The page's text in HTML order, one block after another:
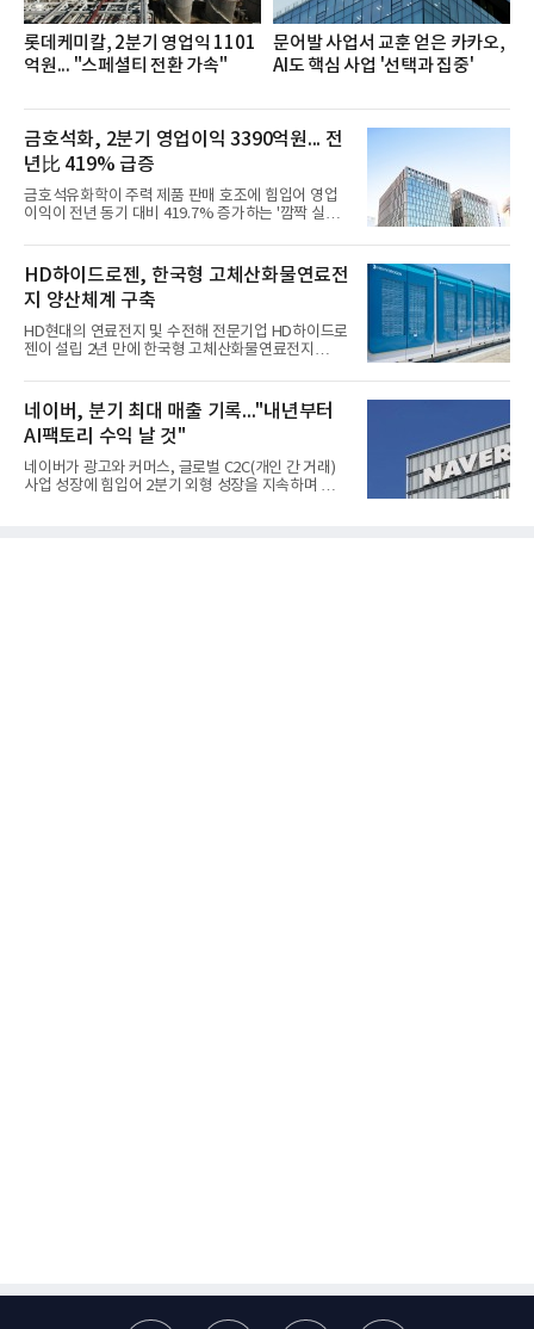
롯데케미칼, 2분기 영업익 1101
억원... "스페셜티 전환 가속"
문어발 사업서 교훈 얻은 카카오,
AI도 핵심 사업 '선택과 집중'
금호석화, 2분기 영업이익 3390억원... 전
년比 419% 급증
금호석유화학이 주력 제품 판매 호조에 힘입어 영업
이익이 전년 동기 대비 419.7% 증가하는 '깜짝 실
업이익이 3390억원으로 지난해 동기보다 419.7% 증
가한 것으로 잠정 집계됐다고 7일 공시했다.매출은 2
조2682억원으로 지난해 동기 대비 27.9% 증가했다.
순이익은 3004억원으로 420.4% 늘었다.이번 호실적
은 주력 제품인 NB라텍스와 합성수지 판매 호조가 견
인한 것으로 풀이된다. 미국의 중국산 의료용 고무장
갑 관세 인상 이후 동남아 장갑업체의 가동률이 높아
성이 개선됐다.금호석유
HD하이드로젠, 한국형 고체산화물연료전
지 양산체계 구축
HD현대의 연료전지 및 수전해 전문기업 HD하이드로
젠이 설립 2년 만에 한국형 고체산화물연료전지
본격적인 시장 공략에 나선다.HD하이드로젠은 최근
한국전기안전공사(KESCO)로부터 SOFC 발전설비
‘HD250’과 ‘HD300’, 제조시설에 대한 사용전검사를
완료하고 제품 양산체계 구축했다고 밝혔다.HD250
과 HD300은 각각 249kW급과 285kW급의 중소형 발
전용 SOFC 제품이다. 이번 검사를 통해 HD하이드로
젠은 제품과 제조시설의 전기설비 안전성과 적합성을
네이버, 분기 최대 매출 기록..."내년부터
AI팩토리 수익 날 것"
네이버가 광고와 커머스, 글로벌 C2C(개인 간 거래)
사업 성장에 힘입어 2분기 외형 성장을 지속하며 역대